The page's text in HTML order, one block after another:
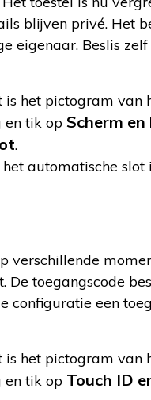
blijven privé.
eigenaar. Beslis
is het pictogram van
en tik op Scherm en
.
automatische
verschillende
De toegangscode
configuratie een
is het pictogram van
en tik op Touch ID